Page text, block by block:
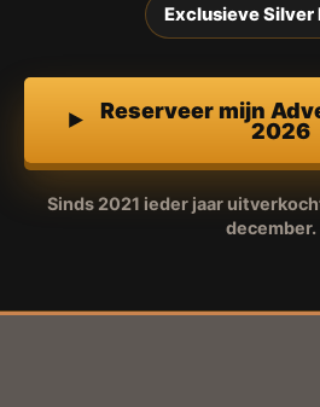
Exclusieve Silver
Reserveer mijn
2026
Sinds 2021 ieder jaar
december.